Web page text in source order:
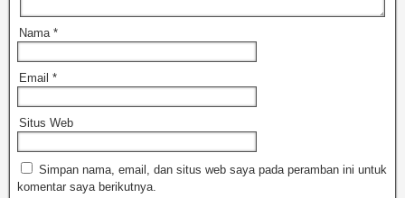
Nama *
Email *
Situs Web
Simpan nama, email, dan situs web saya pada peramban ini untuk
komentar saya berikutnya.